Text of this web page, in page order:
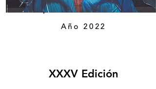
Año 2022
XXXV Edición